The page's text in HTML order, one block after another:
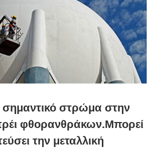
σημαντικό στρώμα στην
φθορανθράκων.Μπορεί
την μεταλλική